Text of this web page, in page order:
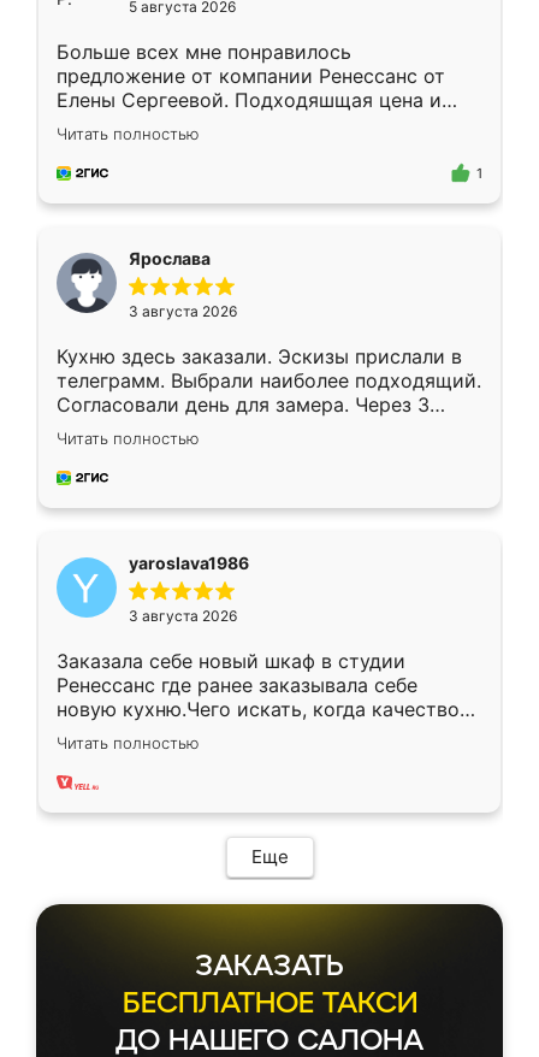
5 августа 2026
Больше всех мне понравилось
предложение от компании Ренессанс от
Елены Сергеевой. Подходяшщая цена и
короткие сроки изготовления. Приехавший
для замера сотрудник Владислав
предложил по моему эскизу самый
Читать полностью
1
Ярослава
3 августа 2026
Кухню здесь заказали. Эскизы прислали в
телеграмм. Выбрали наиболее подходящий.
Согласовали день для замера. Через 3
недели кухня была уже готова. Остались
довольны работой. Спасибо Ренессанс
мебель за качественную работу!
Читать полностью
yaroslava1986
3 августа 2026
Заказала себе новый шкаф в студии
Ренессанс где ранее заказывала себе
новую кухню.Чего искать, когда качеством
вполне довольна. Служит кухня уже почти
два года, нареканий нет.
Читать полностью
Еще
ЗАКАЗАТЬ
БЕСПЛАТНОЕ ТАКСИ
ДО НАШЕГО САЛОНА